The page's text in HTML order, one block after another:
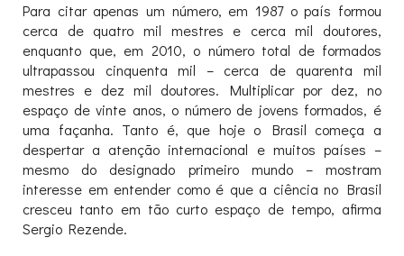
Para citar apenas um número, em 1987 o país formou
cerca de quatro mil mestres e cerca mil doutores,
enquanto que, em 2010, o número total de formados
ultrapassou cinquenta mil – cerca de quarenta mil
mestres e dez mil doutores. Multiplicar por dez, no
espaço de vinte anos, o número de jovens formados, é
uma façanha. Tanto é, que hoje o Brasil começa a
despertar a atenção internacional e muitos países –
mesmo do designado primeiro mundo – mostram
interesse em entender como é que a ciência no Brasil
cresceu tanto em tão curto espaço de tempo, afirma
Sergio Rezende.